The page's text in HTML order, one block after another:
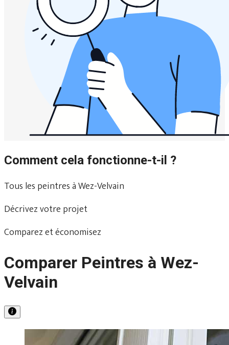
Comment cela fonctionne-t-il ?
Tous les peintres à Wez-Velvain
Décrivez votre projet
Comparez et économisez
Comparer Peintres à Wez-
Velvain